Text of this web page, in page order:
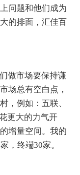
问题和他们成为
的排面，汇佳百
做市场要保持谦
场总有空白点，
，例如：五联、
更大的力气开
增量空间。我的
，终端30家。